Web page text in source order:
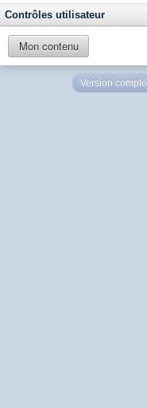
Contrôles utilisateur
Mon contenu
Version